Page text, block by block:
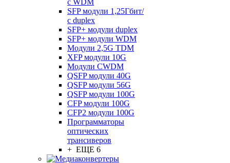
с WDM
SFP модули 1,25Гбит/
с duplex
SFP+ модули duplex
SFP+ модули WDM
Модули 2,5G TDM
XFP модули 10G
Модули CWDM
QSFP модули 40G
QSFP модули 56G
QSFP модули 100G
CFP модули 100G
CFP2 модули 100G
Программаторы
оптических
трансиверов
+ ЕЩЕ 6